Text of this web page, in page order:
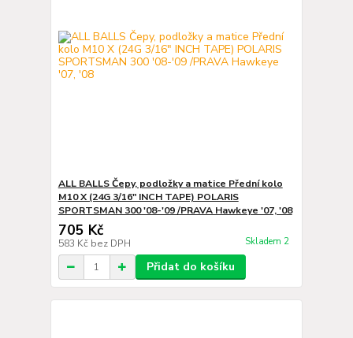
ALL BALLS Čepy, podložky a matice Přední kolo
M10 X (24G 3/16" INCH TAPE) POLARIS
SPORTSMAN 300 '08-'09 /PRAVA Hawkeye '07, '08
705 Kč
583 Kč bez DPH Skladem 2
Přidat do košíku